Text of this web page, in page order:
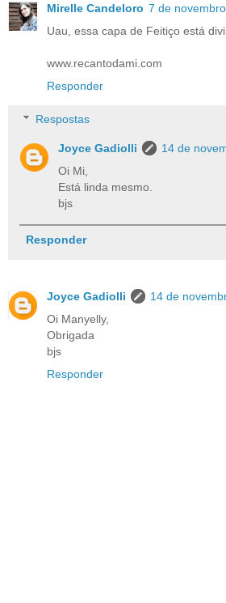
Mirelle Candeloro 7 de
Uau, essa capa de Feitiço está
www.recantodami.com
Responder
Respostas
Joyce Gadiolli
14 de
Oi Mi,
Está linda mesmo.
bjs
Responder
Joyce Gadiolli
14 de
Oi Manyelly,
Obrigada
bjs
Responder